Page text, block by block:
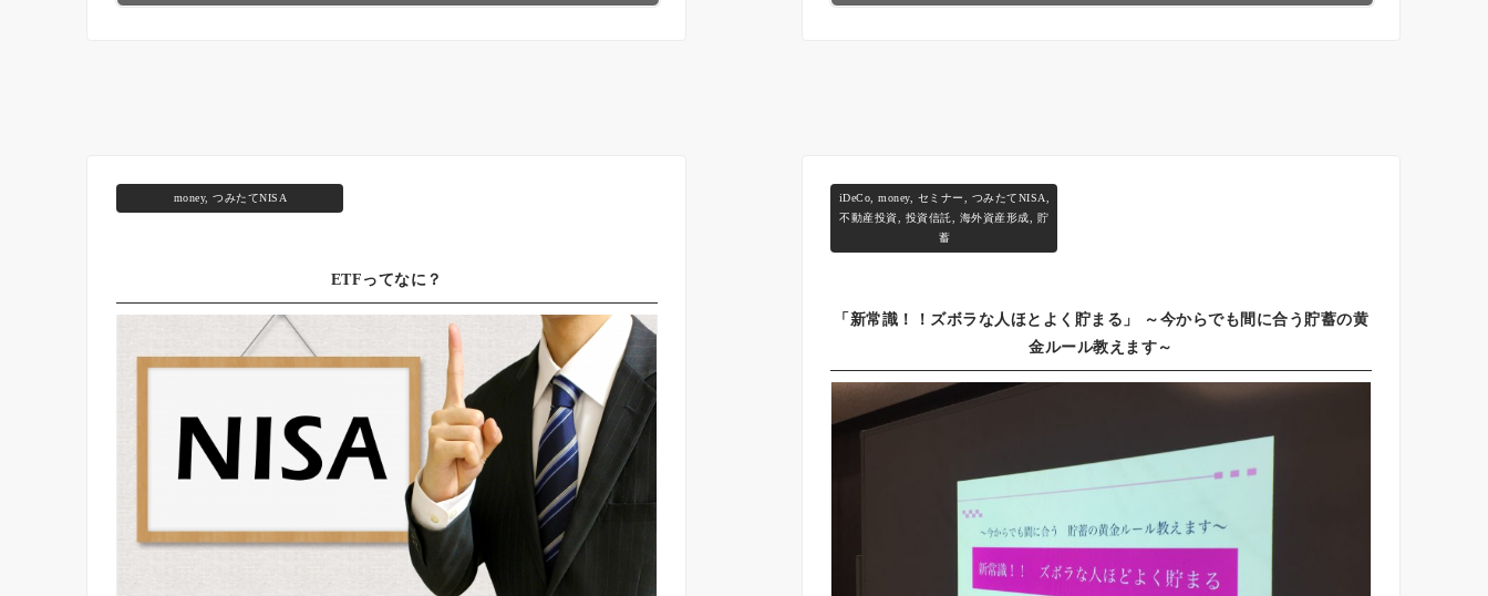
money,つみたてNISA
ETFってなに？
iDeCo,money, セミナー, つみたてNISA,
不動産投資, 投資信託, 海外資産形成, 貯
蓄
「新常識！！ズボラな人ほとよく貯まる」 ～今からでも間に合う貯蓄の黄
金ルール教えます～